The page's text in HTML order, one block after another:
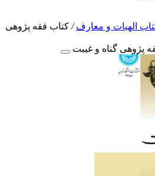
الهیات و معارف/ کتاب فقه پژوهی
پژوهی گناه و غیبت